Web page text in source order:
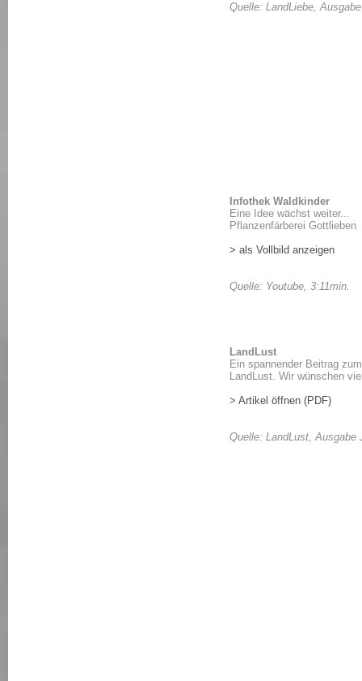
Quelle: LandLiebe,
Infothek Waldkinder
Eine Idee wächst weiter...
Pflanzenfärberei Gottlieben
> als Vollbild anzeigen
Quelle: Youtube, 3:11min.
LandLust
Ein spannender Beitrag
LandLust. Wir wünschen
> Artikel öffnen (PDF)
Quelle: LandLust, Ausgabe